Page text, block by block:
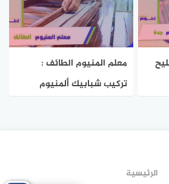
معلم المنيوم الطائف :
تركيب شبابيك ألمنيوم
الرئيسية